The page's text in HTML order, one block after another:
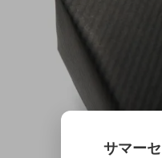
サマー